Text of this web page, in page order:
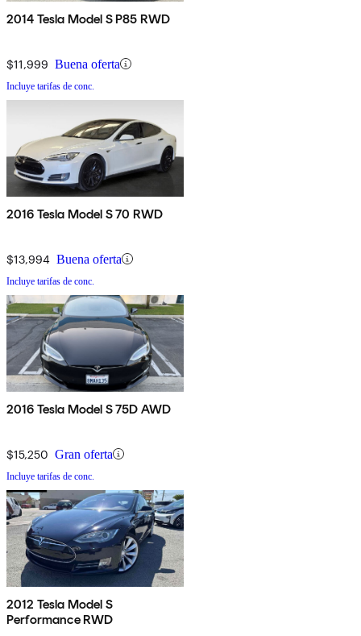
2014 Tesla Model S P85 RWD
$11,999 Buena oferta
Incluye tarifas de conc.
2016 Tesla Model S 70 RWD
$13,994 Buena oferta
Incluye tarifas de conc.
2016 Tesla Model S 75D AWD
$15,250 Gran oferta
Incluye tarifas de conc.
2012 Tesla Model S
Performance RWD